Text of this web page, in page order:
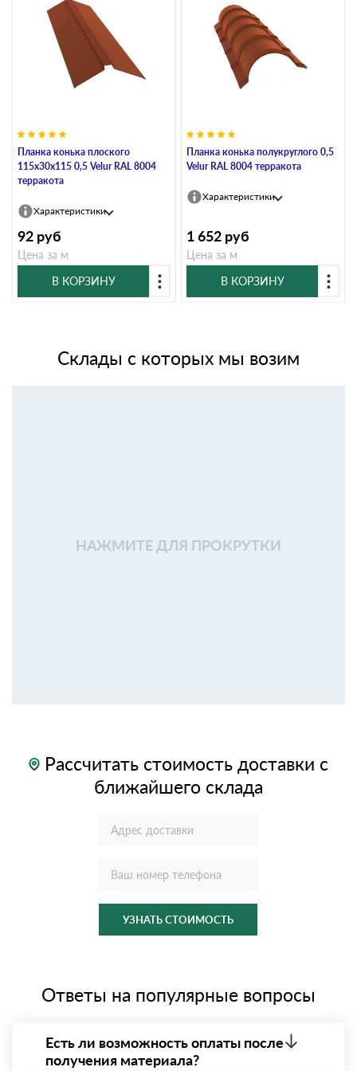
Планка конька плоского
115х30х115 0,5 Velur RAL 8004
терракота
Характеристики
92 руб
Цена за м
В КОРЗИНУ
Планка конька полукруглого 0,5
Velur RAL 8004 терракота
Характеристики
1 652 руб
Цена за м
В КОРЗИНУ
Склады с которых мы возим
НАЖМИТЕ ДЛЯ ПРОКРУТКИ
Рассчитать стоимость доставки с
ближайшего склада
УЗНАТЬ СТОИМОСТЬ
Ответы на популярные вопросы
Есть ли возможность оплаты после
получения материала?